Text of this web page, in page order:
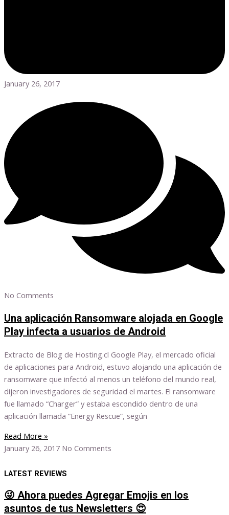
January 26, 2017
No Comments
Una aplicación Ransomware alojada en Google
Play infecta a usuarios de Android
Extracto de Blog de Hosting.cl Google Play, el mercado oficial
de aplicaciones para Android, estuvo alojando una aplicación de
ransomware que infectó al menos un teléfono del mundo real,
dijeron investigadores de seguridad el martes. El ransomware
fue llamado “Charger” y estaba escondido dentro de una
aplicación llamada “Energy Rescue”, según
Read More »
January 26, 2017 No Comments
LATEST REVIEWS
😜 Ahora puedes Agregar Emojis en los
asuntos de tus Newsletters 😍